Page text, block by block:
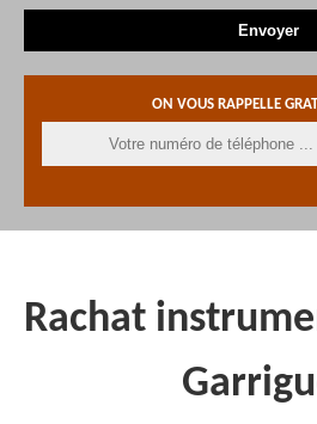
ON VOUS RAPPELLE
Rachat